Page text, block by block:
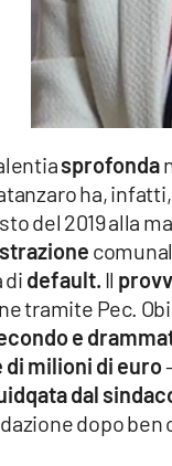
sprofonda
ha, infatti,
del 2019 alla
di default. Il
tramite Pec.
e
di milioni di euro
dal
dopo